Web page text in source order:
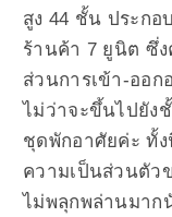
สูง 44 ชั้น ประกอ
ร้านค้า 7 ยูนิต ซึ่
ส่วนการเข้า-ออก
ไม่ว่าจะขึ้นไปยัง
ชุดพักอาศัยค่ะ ทั้
ความเป็นส่วนตัว
ไม่พลุกพล่านมาก